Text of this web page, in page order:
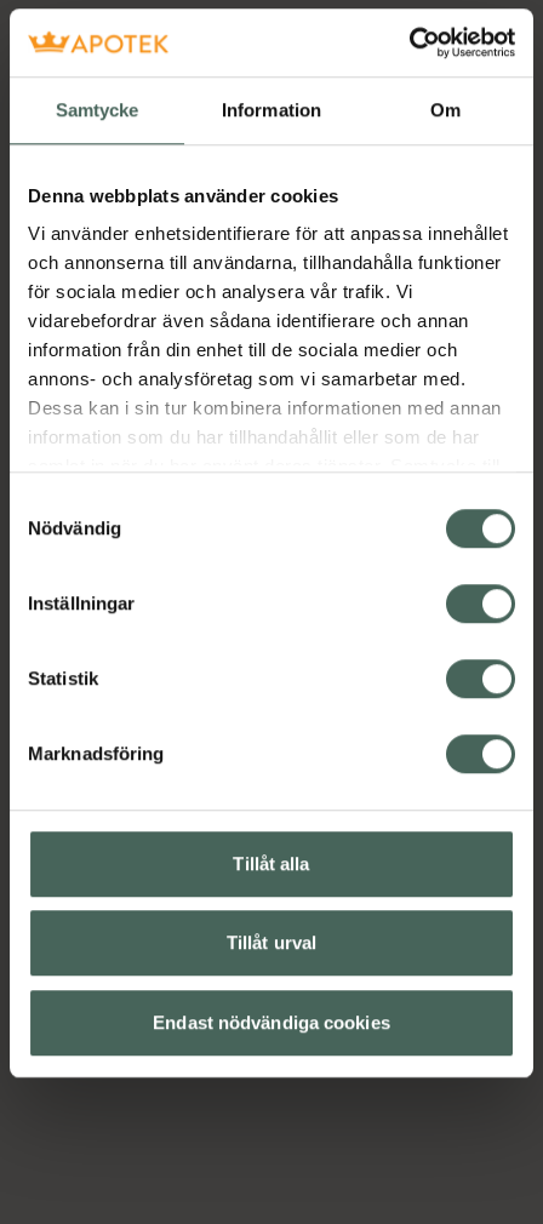
Samtycke Information Om
Denna webbplats använder cookies
Vi använder enhetsidentifierare för att anpassa innehållet
och annonserna till användarna, tillhandahålla funktioner
för sociala medier och analysera vår trafik. Vi
vidarebefordrar även sådana identifierare och annan
information från din enhet till de sociala medier och
annons- och analysföretag som vi samarbetar med.
Dessa kan i sin tur kombinera informationen med annan
information som du har tillhandahållit eller som de har
återkalla ditt samtycke via webbplatsens
cookieinställningar. Ett återkallat samtycke påverkar inte
lagligheten av behandling som skett innan återkallelsen.
Nödvändig
Inställningar
Statistik
Marknadsföring
Tillåt alla
Tillåt urval
Endast nödvändiga cookies